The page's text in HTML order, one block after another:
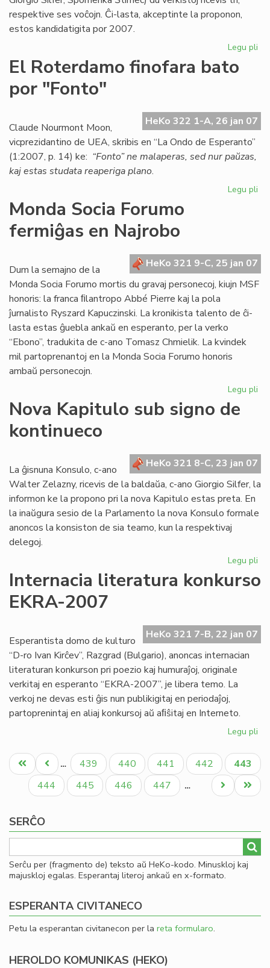
respektive ses voĉojn. Ĉi-lasta, akceptinte la proponon,
estos kandidatigita por 2007.
Legu pli
El Roterdamo finofara bato
por "Fonto"
HeKo 322 1-A, 26 jan 07
Claude Nourmont Moon,
vicprezidantino de UEA, skribis en “La Ondo de Esperanto”
(1:2007, p. 14) ke: “Fonto” ne malaperas, sed nur paŭzas,
kaj estas studata reaperiga plano.
Legu pli
por
Monda Socia Forumo
fermiĝas en Najrobo
HeKo 321 9-C, 25 jan 07
Dum la semajno de la
Monda Socia Forumo mortis du gravaj personecoj, kiujn MSF
honoris: la franca ﬁlantropo Abbé Pierre kaj la pola
ĵurnalisto Ryszard Kapuczinski. La kronikista talento de ĉi-
lasta estas ĝuebla ankaŭ en esperanto, per la verko
“Ebono”, tradukita de c-ano Tomasz Chmielik. La kvindek
mil partoprenantoj en la Monda Socia Forumo honoris
ambaŭ personecojn.
Legu pli
en
Nova Kapitulo sub signo de
kontinueco
HeKo 321 8-C, 23 jan 07
La ĝisnuna Konsulo, c-ano
Walter Zelazny, ricevis de la baldaŭa, c-ano Giorgio Silfer, la
informon ke la propono pri la nova Kapitulo estas preta. En
la inaŭgura sesio de la Parlamento la nova Konsulo formale
anoncos la konsiston de sia teamo, kun la respektivaj
delegoj.
Legu pli
de
Internacia literatura konkurso
EKRA-2007
HeKo 321 7-B, 22 jan 07
Esperantista domo de kulturo
“D-ro Ivan Kirĉev”, Razgrad (Bulgario), anoncas internacian
literaturan konkurson pri poezio kaj humuraĵoj, originale
verkitaj en esperanto “EKRA-2007”, je libera temo. La
verkoj ne devas esti ĝis nun publikigitaj en periodaĵoj,
partoprenintaj en aliaj konkursoj aŭ aﬁŝitaj en Interneto.
Legu pli
Pagination
Unua
paĝo
Antaŭa
paĝo
… Paĝo
439 Paĝo
440 Paĝo
441 Paĝo
442
Aktuala
paĝo
443
Paĝo
444 Paĝo
445 Paĝo
446 Paĝo
447 …
Last
page
Next
page
SERĈO
Serĉu per (fragmento de) teksto aŭ HeKo-kodo. Minuskloj kaj
majuskloj egalas. Esperantaj literoj ankaŭ en x-formato.
ESPERANTA CIVITANECO
Petu la esperantan civitanecon per la reta formularo.
HEROLDO KOMUNIKAS (HEKO)